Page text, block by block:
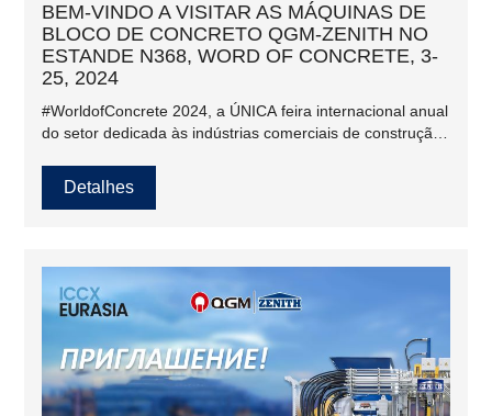
BEM-VINDO A VISITAR AS MÁQUINAS DE
BLOCO DE CONCRETO QGM-ZENITH NO
ESTANDE N368, WORD OF CONCRETE, 3-
25, 2024
#WorldofConcrete 2024, a ÚNICA feira internacional anual
do setor dedicada às indústrias comerciais de construção
Convention Center, 3150 Paradise Rd, #LasVegas, NV
89109, de 23 a 25 de janeiro, 2024. #WOC atende às
Detalhes